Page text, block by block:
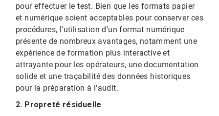
pour effectuer le test. Bien que les formats papier
et numérique soient acceptables pour conserver ces
procédures, l'utilisation d'un format numérique
présente de nombreux avantages, notamment une
expérience de formation plus interactive et
attrayante pour les opérateurs, une documentation
solide et une traçabilité des données historiques
pour la préparation à l'audit.
2. Propreté résiduelle